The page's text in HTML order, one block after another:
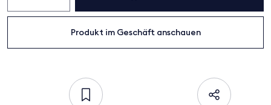
Produkt im Geschäft anschauen